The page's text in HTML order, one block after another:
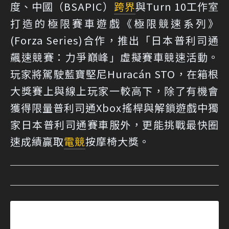
度、中國（BSAPIC） 跨界與Turn 10工作室
打造的極限賽車遊戲《極限競速系列》
(Forza Series)合作，推出「日本普利司通
飆速競賽：力爭巔峰」虛擬賽車競速活動。
玩家將駕駛藍寶堅尼Huracán STO，在箱根
大獎賽上與線上玩家一較高下，除了有機會
獲得限量普利司通Xbox搖桿與解鎖遊戲中獨
家日本普利司通賽車服外，更能挑戰最快圈
速成績贏取電競按摩椅大獎。